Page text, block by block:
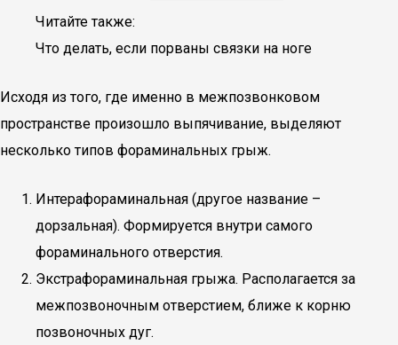
Читайте также:
Что делать, если порваны связки на ноге
Исходя из того, где именно в межпозвонковом
пространстве произошло выпячивание, выделяют
несколько типов фораминальных грыж.
Интерафораминальная (другое название –
дорзальная). Формируется внутри самого
фораминального отверстия.
Экстрафораминальная грыжа. Располагается за
межпозвоночным отверстием, ближе к корню
позвоночных дуг.